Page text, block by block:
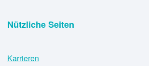
Nützliche Seiten
Karrieren